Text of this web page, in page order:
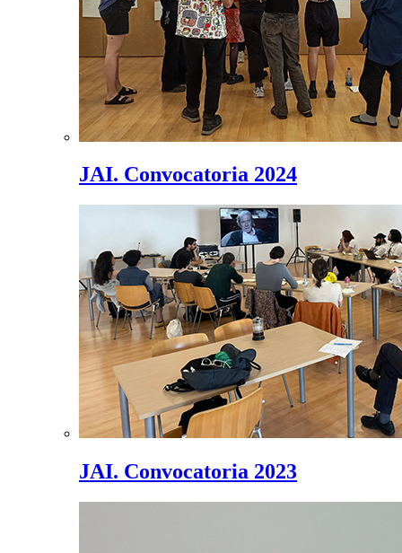
JAI. Convocatoria 2024
JAI. Convocatoria 2023